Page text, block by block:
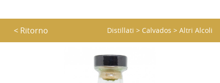
< Ritorno Distillati > Calvados > Altri Alcoli